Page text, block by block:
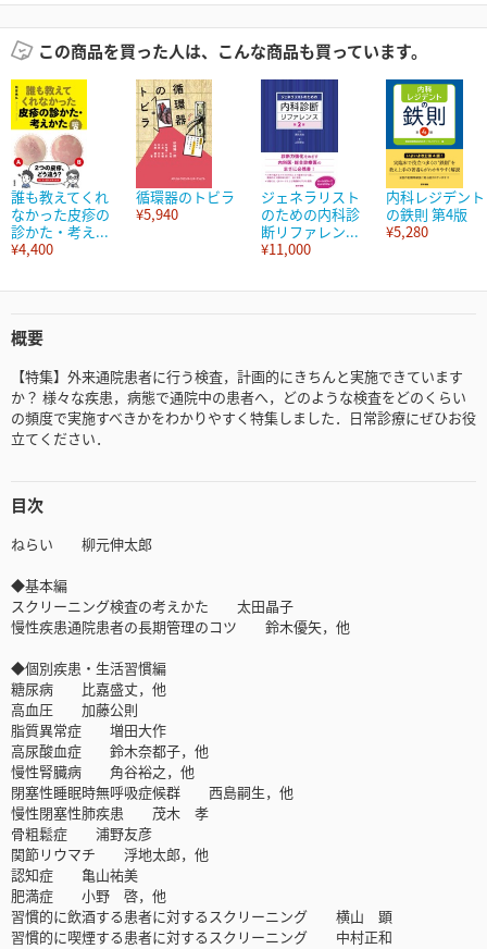
この商品を買った人は、こんな商品も買っています。
誰も教えてくれ
なかった皮疹の
診かた・考え...
¥4,400
循環器のトビラ
¥5,940
ジェネラリスト
のための内科診
断リファレン...
¥11,000
内科レジデント
の鉄則 第4版
¥5,280
概要
【特集】外来通院患者に行う検査，計画的にきちんと実施できています
か？ 様々な疾患，病態で通院中の患者へ，どのような検査をどのくらい
の頻度で実施すべきかをわかりやすく特集しました．日常診療にぜひお役
立てください．
目次
ねらい 柳元伸太郎
◆基本編
スクリーニング検査の考えかた 太田晶子
慢性疾患通院患者の長期管理のコツ 鈴木優矢，他
◆個別疾患・生活習慣編
糖尿病 比嘉盛丈，他
高血圧 加藤公則
脂質異常症 増田大作
高尿酸血症 鈴木奈都子，他
慢性腎臓病 角谷裕之，他
閉塞性睡眠時無呼吸症候群 西島嗣生，他
慢性閉塞性肺疾患 茂木 孝
骨粗鬆症 浦野友彦
関節リウマチ 浮地太郎，他
認知症 亀山祐美
肥満症 小野 啓，他
習慣的に飲酒する患者に対するスクリーニング 横山 顕
習慣的に喫煙する患者に対するスクリーニング 中村正和